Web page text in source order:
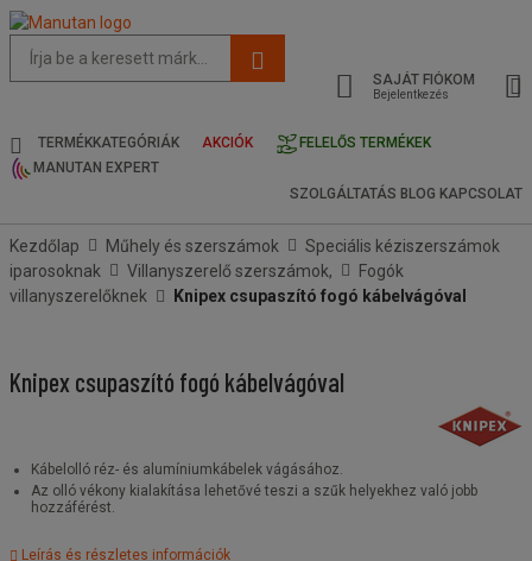
oldal
és
keresési
SAJÁT FIÓKOM
Bejelentkezés
TERMÉKKATEGÓRIÁK AKCIÓK
FELELŐS TERMÉKEK
MANUTAN EXPERT
SZOLGÁLTATÁS BLOG KAPCSOLAT
Kezdőlap Műhely és szerszámok
Speciális kéziszerszámok
iparosoknak
Villanyszerelő szerszámok,
Fogók
villanyszerelőknek
Knipex csupaszító fogó kábelvágóval
Knipex csupaszító fogó kábelvágóval
Kábelolló réz- és alumíniumkábelek vágásához.
Az olló vékony kialakítása lehetővé teszi a szűk helyekhez való jobb
hozzáférést.
Leírás és részletes információk